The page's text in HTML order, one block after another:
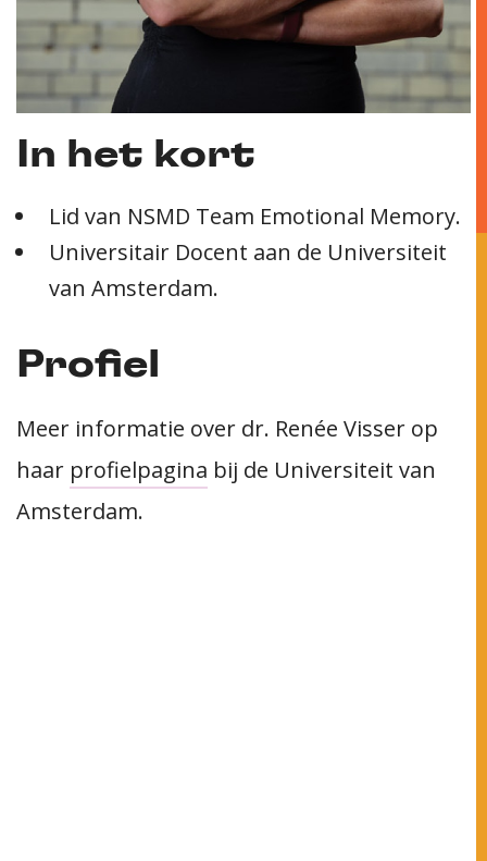
In het kort
Lid van NSMD Team Emotional Memory.
Universitair Docent aan de Universiteit
van Amsterdam.
Profiel
Meer informatie over dr. Renée Visser op
haar profielpagina bij de Universiteit van
Amsterdam.